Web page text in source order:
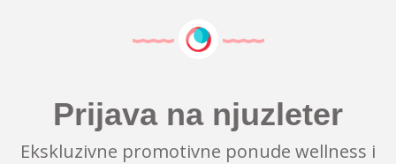
Prijava na njuzleter
Ekskluzivne promotivne ponude wellness i